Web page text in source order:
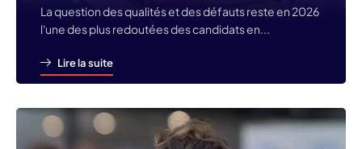
La question des qualités et des défauts reste en 2026
l'une des plus redoutées des candidats en...
Lire la suite